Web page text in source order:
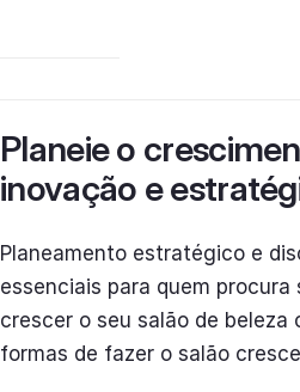
Planeie o
inovação e
Planeamento estratégico e
essenciais para quem
crescer o seu salão de beleza
formas de fazer o salão